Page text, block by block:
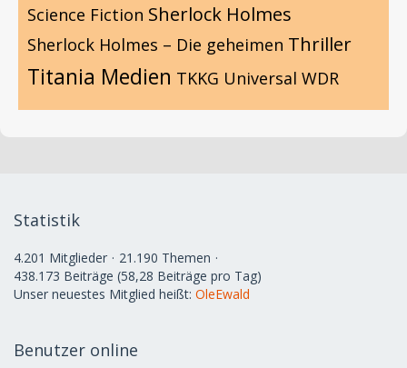
Science Fiction Sherlock Holmes
Sherlock Holmes – Die geheimen Thriller
Titania Medien TKKG Universal WDR
Statistik
4.201 Mitglieder
21.190 Themen
438.173 Beiträge (58,28 Beiträge pro Tag)
Unser neuestes Mitglied heißt: OleEwald
Benutzer online